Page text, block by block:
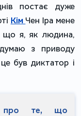
постає дуже
Кім Чен Іра мене
що я, як людина,
з приводу
був диктатор і
про те, що